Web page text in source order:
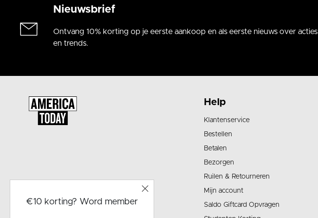
Nieuwsbrief
Ontvang 10% korting op je eerste aankoop en als eerste nieuws over acties
en trends.
Help
Klantenservice
Bestellen
Betalen
Bezorgen
Ruilen & Retourneren
Mijn account
Saldo Giftcard Opvragen
€10 korting? Word member